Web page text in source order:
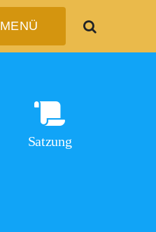
MENÜ
Satzung